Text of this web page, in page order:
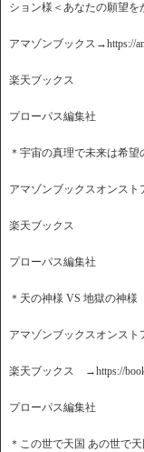
ション様＜あなたの願望
アマゾンブックス→https://
楽天ブックス
プローパス編集社
＊宇宙の真理で未来は希望
アマゾンブックスオンスト
楽天ブックス
プローパス編集社
＊天の神様 VS 地獄の神様
アマゾンブックスオンス
楽天ブックス →https://
プローパス編集社
＊この世で天国 あの世で天